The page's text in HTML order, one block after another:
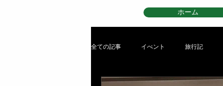
ホーム
全ての記事 イべント 旅行記